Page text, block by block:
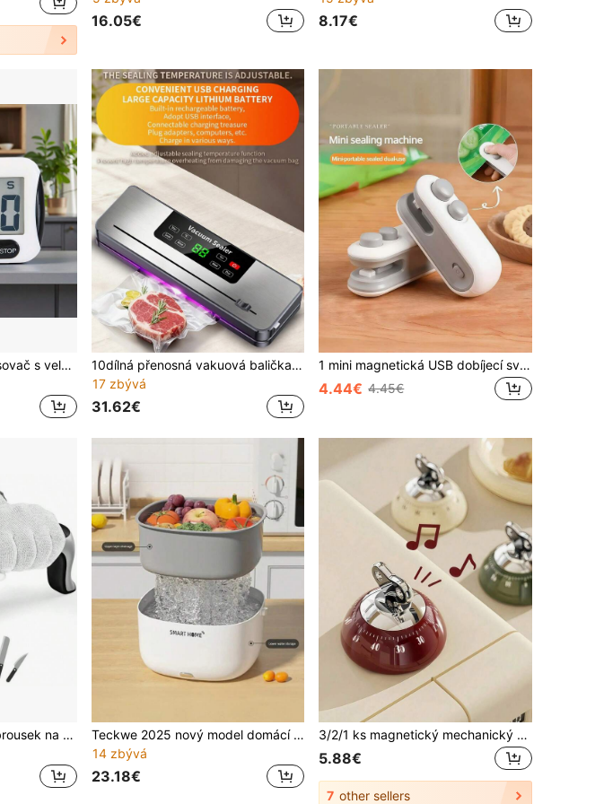
16.05€ 8.17€
Digitální kuchyňský časovač s velkým LCD displejem, magnetickou základnou a stojánkem, časovač s odpočítáváním nahoru/dolů a alarmem, na baterie, vhodný pro vaření, pečení, domácí úkoly, cvičení, kuchyňský časovač, domácí časovač, snadno čitelný displej, kompaktní design, lehký časovač, časovač, studenti, domácí použití (baterie nejsou součástí)
10dílná přenosná vakuová balička s digitálním displejem, režimy pro mokré a suché potraviny, vhodná pro vaření, kempování a catering, rychlé uzavření pro konzervaci potravin, svačin, masa, ovoce, zeleniny, prostorově úsporný design
17 zbývá
31.62€
1 mini magnetická USB dobíjecí svářečka na sáčky na svačiny, ručně stlačovaná, 3 W, s nabíjecím kabelem, pro znovu uzavření sáčku od brambůrových chipsů, ideální pro balení svačin do školy, na doma, na piknik a cestování
4.44€ 4.45€
SOKANY Multifunkční brousek na nože 4 v 1, profesionální brousek na nože se 4 drážkami, oprava čepele jedním dotykem, rychlý a efektivní, protiskluzová základna, vhodný pro keramické a ocelové nože a nůžky, základní kuchyňský nástroj
Teckwe 2025 nový model domácí myčka ovoce a zeleniny, automatická přenosná ultrazvuková myčka s odkapací košíkem
14 zbývá
23.18€
3/2/1 ks magnetický mechanický časovač bez baterií, vhodný pro vaření v kuchyni, pečení a studium, dárek na návrat do školy, ideální pro maminky
5.88€
7 other sellers